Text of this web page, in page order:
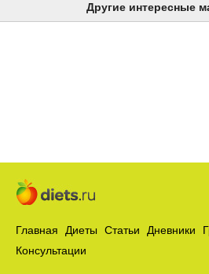
Другие интересные
Главная Диеты Статьи Дневники
Консультации